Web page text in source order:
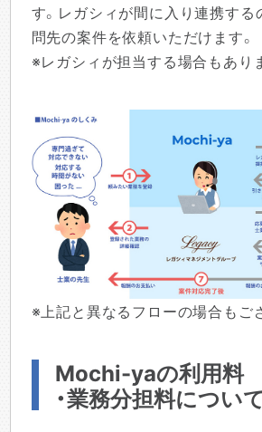
す。レガシィが間に入り連携する
問先の案件を依頼いただけます。
※レガシィが担当する場合もあり
※上記と異なるフローの場合もご
Mochi-yaの利用料
・業務分担料について